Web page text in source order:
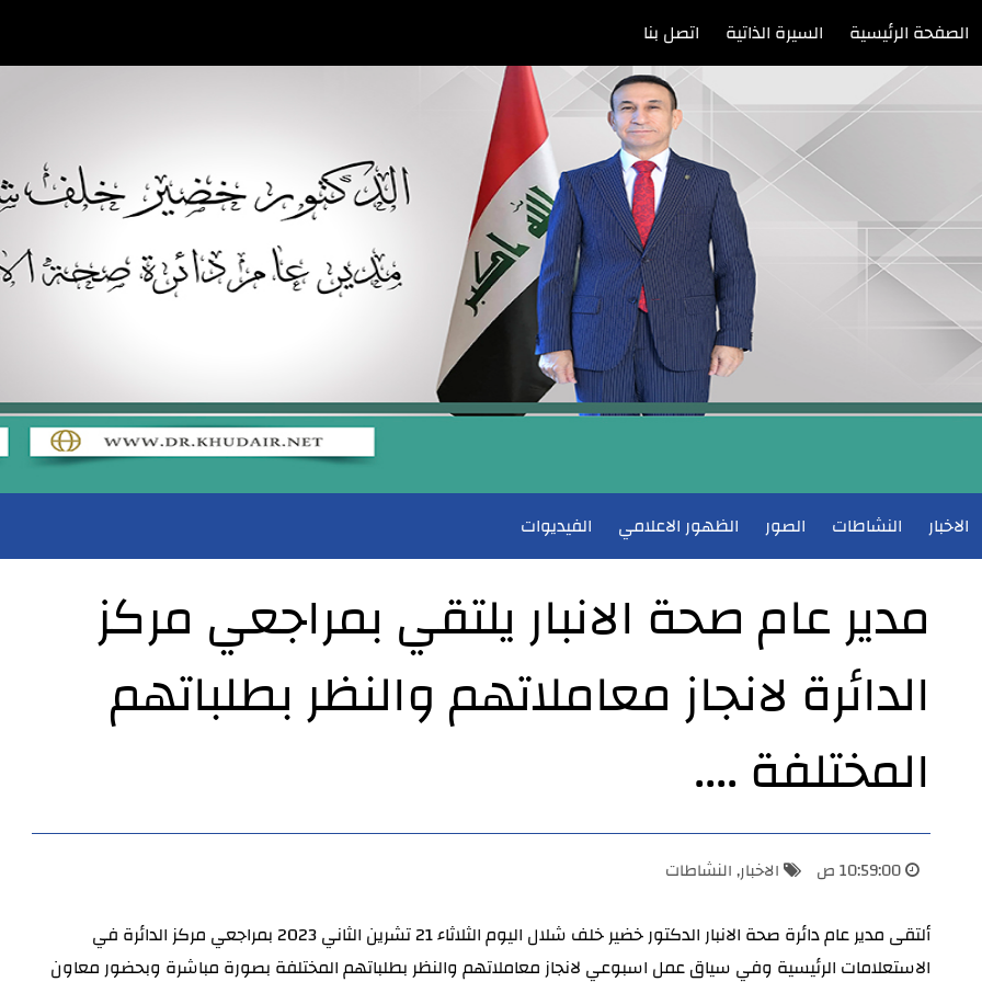
الصفحة الرئيسية السيرة الذاتية اتصل بنا
الاخبار النشاطات الصور الظهور الاعلامي الفيديوات
مدير عام صحة الانبار يلتقي بمراجعي مركز
الدائرة لانجاز معاملاتهم والنظر بطلباتهم
المختلفة ....
10:59:00 ص الاخبار,النشاطات
ألتقى مدير عام دائرة صحة الانبار الدكتور خضير خلف شلال اليوم الثلاثاء 21 تشرين الثاني 2023 بمراجعي مركز الدائرة في
الاستعلامات الرئيسية وفي سياق عمل اسبوعي لانجاز معاملاتهم والنظر بطلباتهم المختلفة بصورة مباشرة وبحضور معاون